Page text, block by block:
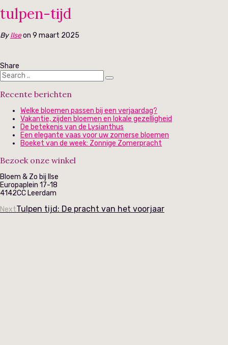
tulpen-tijd
ByIlseon 9 maart 2025
Share
Recente berichten
Welke bloemen passen bij een verjaardag?
Vakantie, zijden bloemen en lokale gezelligheid
De betekenis van de Lysianthus
Een elegante vaas voor uw zomerse bloemen
Boeket van de week: Zonnige Zomerpracht
Bezoek onze winkel
Bloem & Zo bij Ilse
Europaplein 17-18
4142CC Leerdam
NextTulpen tijd: De pracht van het voorjaar